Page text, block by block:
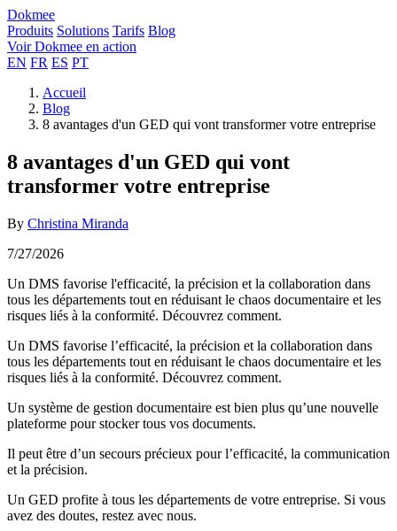
Dokmee
Produits Solutions Tarifs Blog
Voir Dokmee en action
EN FR ES PT
Accueil
Blog
8 avantages d'un GED qui vont transformer votre entreprise
8 avantages d'un GED qui vont
transformer votre entreprise
By Christina Miranda
7/27/2026
Un DMS favorise l'efficacité, la précision et la collaboration dans
tous les départements tout en réduisant le chaos documentaire et les
risques liés à la conformité. Découvrez comment.
Un DMS favorise l’efficacité, la précision et la collaboration dans
tous les départements tout en réduisant le chaos documentaire et les
risques liés à la conformité. Découvrez comment.
Un système de gestion documentaire est bien plus qu’une nouvelle
plateforme pour stocker tous vos documents.
Il peut être d’un secours précieux pour l’efficacité, la communication
et la précision.
Un GED profite à tous les départements de votre entreprise. Si vous
avez des doutes, restez avec nous.